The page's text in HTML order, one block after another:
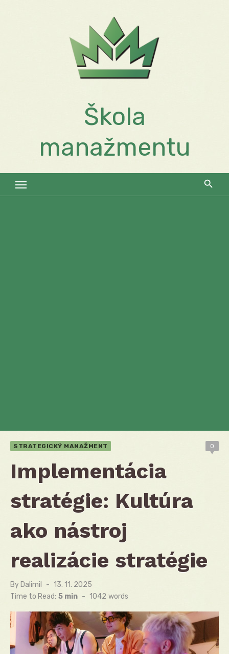
Škola
manažmentu
STRATEGICKÝ MANAŽMENT 0
Implementácia
stratégie: Kultúra
ako nástroj
realizácie stratégie
By Dalimil
Posted
on
13. 11. 2025
Time to Read: 5 min - 1042 words